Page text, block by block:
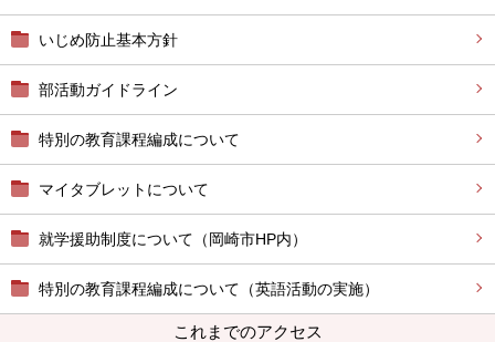
いじめ防止基本方針
部活動ガイドライン
特別の教育課程編成について
マイタブレットについて
就学援助制度について（岡崎市HP内）
特別の教育課程編成について（英語活動の実施）
これまでのアクセス